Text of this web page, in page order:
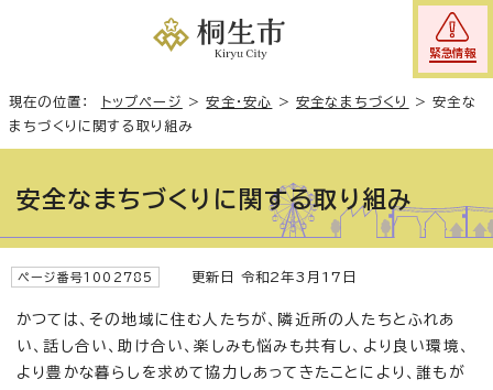
緊急情報
現在の位置： トップページ >安全・安心 >安全なまちづくり >安全な
まちづくりに関する取り組み
安全なまちづくりに関する取り組み
ページ番号1002785 更新日 令和2年3月17日
かつては、その地域に住む人たちが、隣近所の人たちとふれあ
い、話し合い、助け合い、楽しみも悩みも共有し、より良い環境、
より豊かな暮らしを求めて協力しあってきたことにより、誰もが